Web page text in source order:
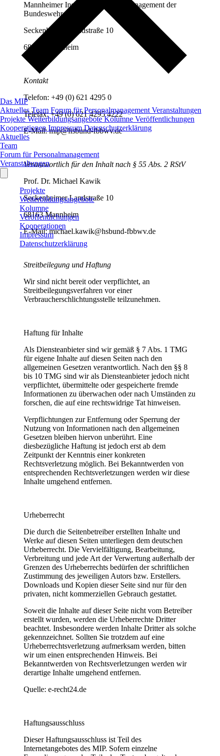
Das MIP
Aktuelles Team Forum für Personalmanagement Veranstaltungen
ProjekteWeiterbildungsangeboteKolumne Veröffentlichungen
KooperationenImpressumDatenschutzerklärung
Aktuelles
Team
Forum für Personalmanagement
Veranstaltungen
Projekte
Weiterbildungsangebote
Kolumne
Veröffentlichungen
Kooperationen
Impressum
Datenschutzerklärung
Mannheimer Institut für Personalmanagement der
Bundeswehr (MIP)
Seckenheimer Landstraße 10
68163 Mannheim
Kontakt
Telefon: +49 (0) 621 4295 0
Telefax: +49 (0) 621 4295 4222
E-Mail: mip@hsbund-fbbwv.de
Verantwortlich für den Inhalt nach § 55 Abs. 2 RStV
Prof. Dr. Michael Kawik
Seckenheimer Landstraße 10
68163 Mannheim
E-Mail: michael.kawik@hsbund-fbbwv.de
Streitbeilegung und Haftung
Wir sind nicht bereit oder verpflichtet, an
Streitbeilegungsverfahren vor einer
Verbraucherschlichtungsstelle teilzunehmen.
Haftung für Inhalte
Als Diensteanbieter sind wir gemäß § 7 Abs. 1 TMG
für eigene Inhalte auf diesen Seiten nach den
allgemeinen Gesetzen verantwortlich. Nach den §§ 8
bis 10 TMG sind wir als Diensteanbieter jedoch nicht
verpflichtet, übermittelte oder gespeicherte fremde
Informationen zu überwachen oder nach Umständen zu
forschen, die auf eine rechtswidrige Tat hinweisen.
Verpflichtungen zur Entfernung oder Sperrung der
Nutzung von Informationen nach den allgemeinen
Gesetzen bleiben hiervon unberührt. Eine
diesbezügliche Haftung ist jedoch erst ab dem
Zeitpunkt der Kenntnis einer konkreten
Rechtsverletzung möglich. Bei Bekanntwerden von
entsprechenden Rechtsverletzungen werden wir diese
Inhalte umgehend entfernen.
Urheberrecht
Die durch die Seitenbetreiber erstellten Inhalte und
Werke auf diesen Seiten unterliegen dem deutschen
Urheberrecht. Die Vervielfältigung, Bearbeitung,
Verbreitung und jede Art der Verwertung außerhalb der
Grenzen des Urheberrechts bedürfen der schriftlichen
Zustimmung des jeweiligen Autors bzw. Erstellers.
Downloads und Kopien dieser Seite sind nur für den
privaten, nicht kommerziellen Gebrauch gestattet.
Soweit die Inhalte auf dieser Seite nicht vom Betreiber
erstellt wurden, werden die Urheberrechte Dritter
beachtet. Insbesondere werden Inhalte Dritter als solche
gekennzeichnet. Sollten Sie trotzdem auf eine
Urheberrechtsverletzung aufmerksam werden, bitten
wir um einen entsprechenden Hinweis. Bei
Bekanntwerden von Rechtsverletzungen werden wir
derartige Inhalte umgehend entfernen.
Quelle: e-recht24.de
Haftungsausschluss
Dieser Haftungsausschluss ist Teil des
Internetangebotes des MIP. Sofern einzelne